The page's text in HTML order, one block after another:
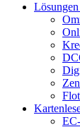
Lösungen